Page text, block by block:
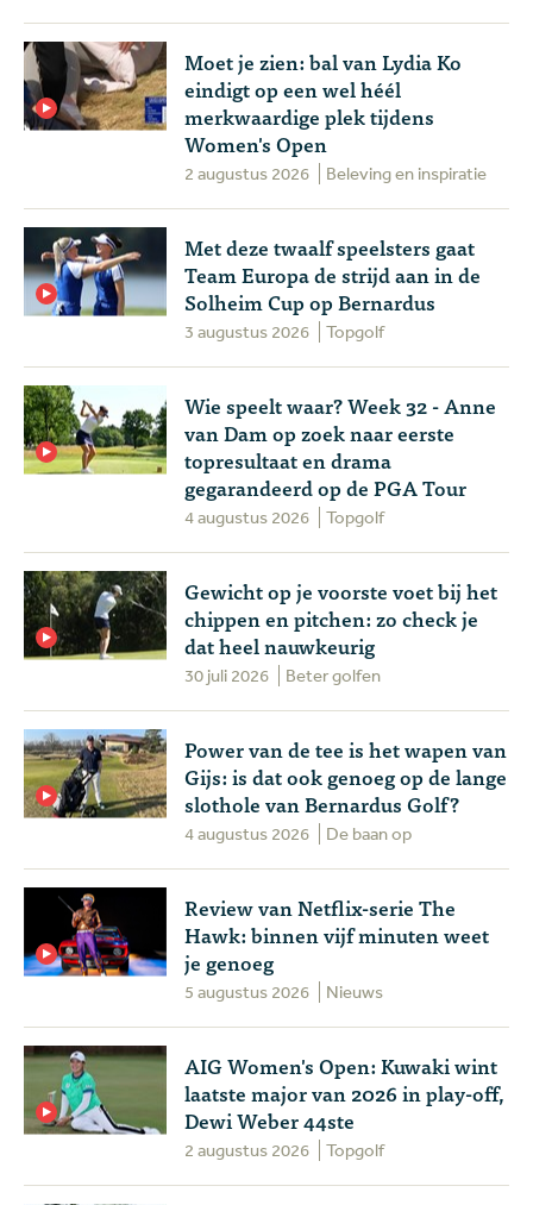
Moet je zien: bal van Lydia Ko
eindigt op een wel héél
merkwaardige plek tijdens
Women's Open
2 augustus 2026 Beleving en inspiratie
Met deze twaalf speelsters gaat
Team Europa de strijd aan in de
Solheim Cup op Bernardus
3 augustus 2026 Topgolf
Wie speelt waar? Week 32 - Anne
van Dam op zoek naar eerste
topresultaat en drama
gegarandeerd op de PGA Tour
4 augustus 2026 Topgolf
Gewicht op je voorste voet bij het
chippen en pitchen: zo check je
dat heel nauwkeurig
30 juli 2026 Beter golfen
Power van de tee is het wapen van
Gijs: is dat ook genoeg op de lange
slothole van Bernardus Golf?
4 augustus 2026 De baan op
Review van Netflix-serie The
Hawk: binnen vijf minuten weet
je genoeg
5 augustus 2026 Nieuws
AIG Women's Open: Kuwaki wint
laatste major van 2026 in play-off,
Dewi Weber 44ste
2 augustus 2026 Topgolf